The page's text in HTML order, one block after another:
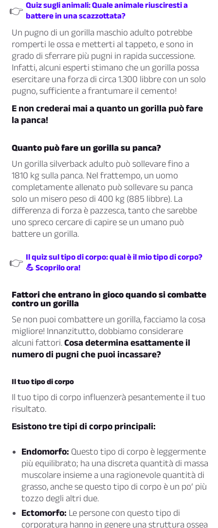
👉 Quiz sugli animali: Quale animale riusciresti a
battere in una scazzottata?
Un pugno di un gorilla maschio adulto potrebbe
romperti le ossa e metterti al tappeto, e sono in
grado di sferrare più pugni in rapida successione.
Infatti, alcuni esperti stimano che un gorilla possa
esercitare una forza di circa 1.300 libbre con un solo
pugno, sufficiente a frantumare il cemento!
E non crederai mai a quanto un gorilla può fare
la panca!
Quanto può fare un gorilla su panca?
Un gorilla silverback adulto può sollevare fino a
1810 kg sulla panca. Nel frattempo, un uomo
completamente allenato può sollevare su panca
solo un misero peso di 400 kg (885 libbre). La
differenza di forza è pazzesca, tanto che sarebbe
uno spreco cercare di capire se un umano può
battere un gorilla.
👉 Il quiz sul tipo di corpo: qual è il mio tipo di corpo?
💪 Scoprilo ora!
Fattori che entrano in gioco quando si combatte
contro un gorilla
Se non puoi combattere un gorilla, facciamo la cosa
migliore! Innanzitutto, dobbiamo considerare
alcuni fattori.Cosa determina esattamente il
numero di pugni che puoi incassare?
Il tuo tipo di corpo
Il tuo tipo di corpo influenzerà pesantemente il tuo
risultato.
Esistono tre tipi di corpo principali:
Endomorfo: Questo tipo di corpo è leggermente
più equilibrato; ha una discreta quantità di massa
muscolare insieme a una ragionevole quantità di
grasso, anche se questo tipo di corpo è un po’ più
tozzo degli altri due.
Ectomorfo: Le persone con questo tipo di
corporatura hanno in genere una struttura ossea